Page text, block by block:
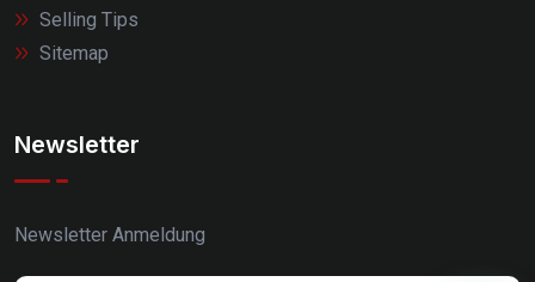
Selling Tips
Sitemap
Newsletter
Newsletter Anmeldung